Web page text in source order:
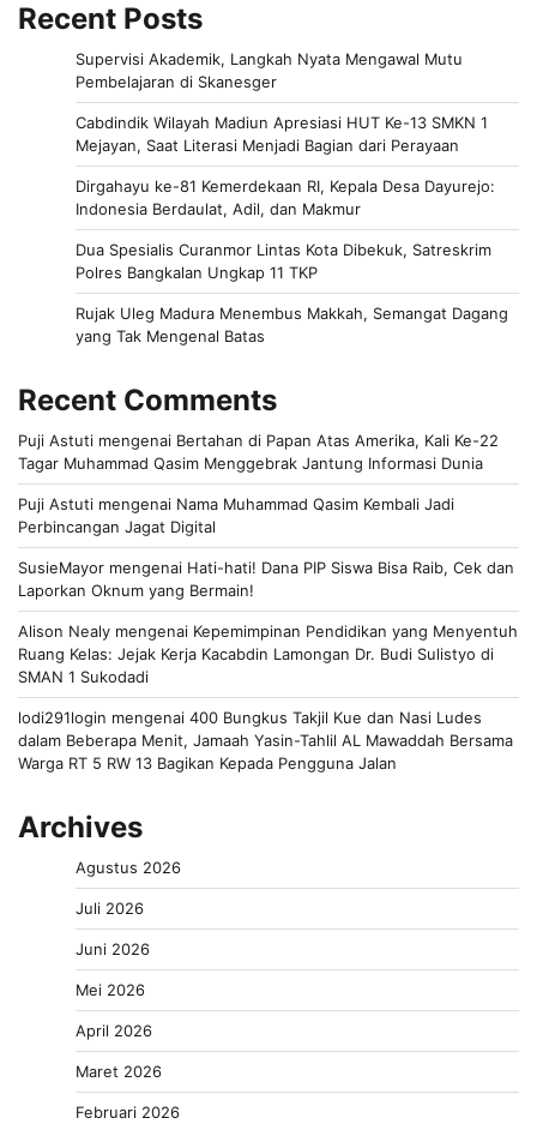
Recent Posts
Supervisi Akademik, Langkah Nyata Mengawal Mutu
Pembelajaran di Skanesger
Cabdindik Wilayah Madiun Apresiasi HUT Ke-13 SMKN 1
Mejayan, Saat Literasi Menjadi Bagian dari Perayaan
Dirgahayu ke-81 Kemerdekaan RI, Kepala Desa Dayurejo:
Indonesia Berdaulat, Adil, dan Makmur
Dua Spesialis Curanmor Lintas Kota Dibekuk, Satreskrim
Polres Bangkalan Ungkap 11 TKP
Rujak Uleg Madura Menembus Makkah, Semangat Dagang
yang Tak Mengenal Batas
Recent Comments
Puji Astuti mengenai Bertahan di Papan Atas Amerika, Kali Ke-22
Tagar Muhammad Qasim Menggebrak Jantung Informasi Dunia
Puji Astuti mengenai Nama Muhammad Qasim Kembali Jadi
Perbincangan Jagat Digital
SusieMayor mengenai Hati-hati! Dana PIP Siswa Bisa Raib, Cek dan
Laporkan Oknum yang Bermain!
Alison Nealy mengenai Kepemimpinan Pendidikan yang Menyentuh
Ruang Kelas: Jejak Kerja Kacabdin Lamongan Dr. Budi Sulistyo di
SMAN 1 Sukodadi
lodi291login mengenai 400 Bungkus Takjil Kue dan Nasi Ludes
dalam Beberapa Menit, Jamaah Yasin-Tahlil AL Mawaddah Bersama
Warga RT 5 RW 13 Bagikan Kepada Pengguna Jalan
Archives
Agustus 2026
Juli 2026
Juni 2026
Mei 2026
April 2026
Maret 2026
Februari 2026